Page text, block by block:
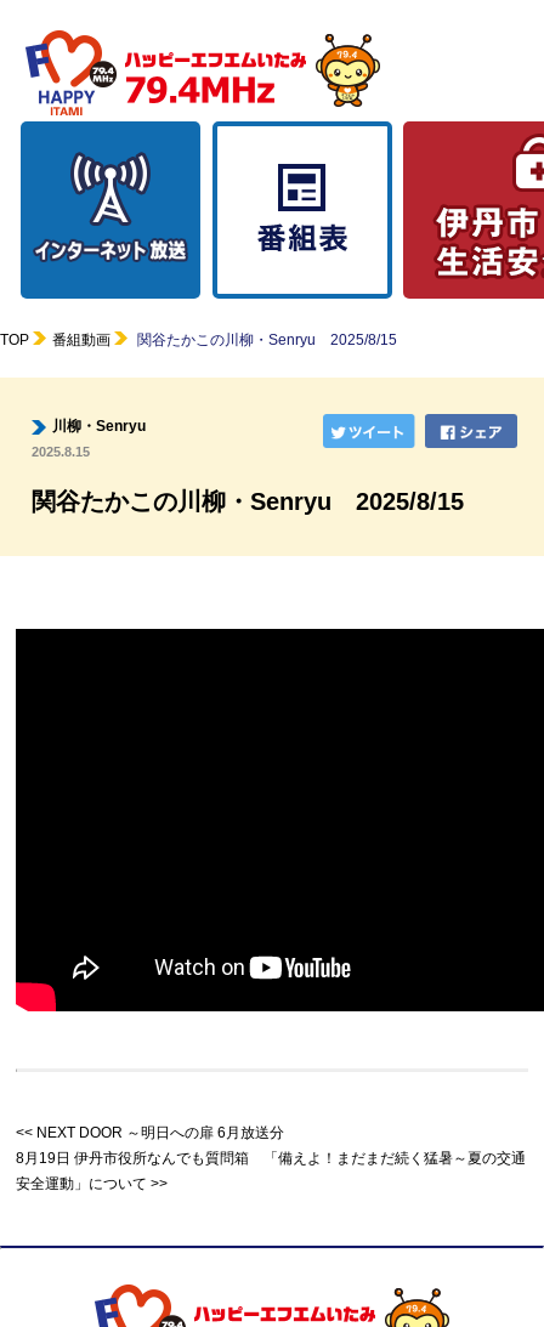
TOP 番組動画 関谷たかこの川柳・Senryu 2025/8/15
川柳・Senryu
2025.8.15
関谷たかこの川柳・Senryu 2025/8/15
NEXT DOOR ～明日への扉 6月放送分
8月19日 伊丹市役所なんでも質問箱 「備えよ！まだまだ続く猛暑～夏の交通
安全運動」について